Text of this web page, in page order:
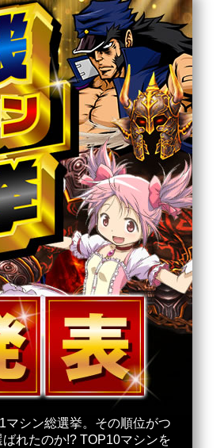
シン総選挙。その順位がつ
れたのか!? TOP10マシンを